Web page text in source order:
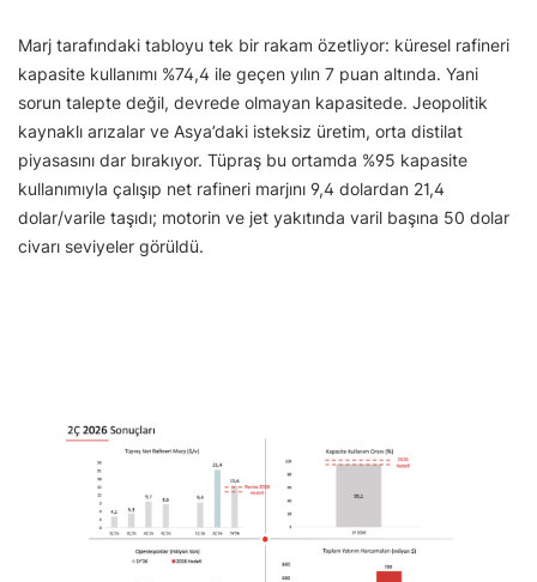
Marj tarafındaki tabloyu tek bir rakam özetliyor: küresel rafineri
kapasite kullanımı %74,4 ile geçen yılın 7 puan altında. Yani
sorun talepte değil, devrede olmayan kapasitede. Jeopolitik
kaynaklı arızalar ve Asya’daki isteksiz üretim, orta distilat
piyasasını dar bırakıyor. Tüpraş bu ortamda %95 kapasite
kullanımıyla çalışıp net rafineri marjını 9,4 dolardan 21,4
dolar/varile taşıdı; motorin ve jet yakıtında varil başına 50 dolar
civarı seviyeler görüldü.